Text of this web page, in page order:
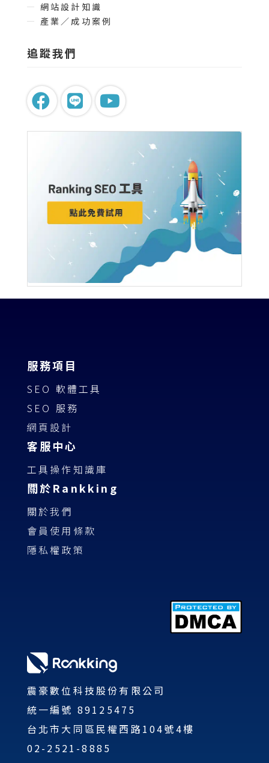
網站設計知識
產業／成功案例
追蹤我們
震豪數位科技股份有限公司
統一編號 89125475
台北市大同區民權西路104號4樓
02-2521-8885
服務項目
SEO 軟體工具
SEO 服務
網頁設計
客服中心
工具操作知識庫
關於Rankking
關於我們
會員使用條款
隱私權政策